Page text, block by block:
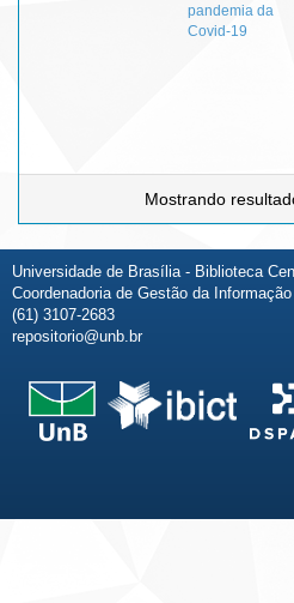
pandemia da
Covid-19
Mostrando
Universidade de Brasília - Biblioteca
Coordenadoria de Gestão da
(61) 3107-2683
repositorio@unb.br